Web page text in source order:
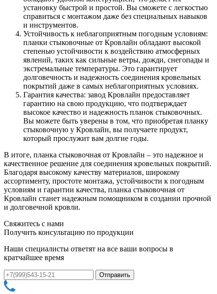
установку быстрой и простой. Вы сможете с легкостью
справиться с монтажом даже без специальных навыков
и инструментов.
Устойчивость к неблагоприятным погодным условиям:
планки стыковочные от Кровлайн обладают высокой
степенью устойчивости к воздействию атмосферных
явлений, таких как сильные ветры, дожди, снегопады и
экстремальные температуры. Это гарантирует
долговечность и надежность соединения кровельных
покрытий даже в самых неблагоприятных условиях.
Гарантия качества: завод Кровлайн предоставляет
гарантию на свою продукцию, что подтверждает
высокое качество и надежность планок стыковочных.
Вы можете быть уверены в том, что приобретая планку
стыковочную у Кровлайн, вы получаете продукт,
который прослужит вам долгие годы.
В итоге, планка стыковочная от Кровлайн – это надежное и
качественное решение для соединения кровельных покрытий.
Благодаря высокому качеству материалов, широкому
ассортименту, простоте монтажа, устойчивости к погодным
условиям и гарантии качества, планка стыковочная от
Кровлайн станет надежным помощником в создании прочной
и долговечной кровли.
Свяжитесь с нами
Получить консультацию по продукции
Наши специалисты ответят на все ваши вопросы в
кратчайшее время